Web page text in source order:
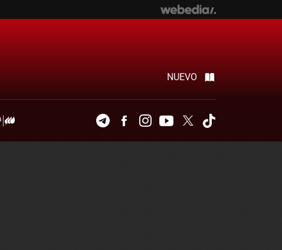
NUEVO
TelegramFacebookInstagramYoutubeTwitter